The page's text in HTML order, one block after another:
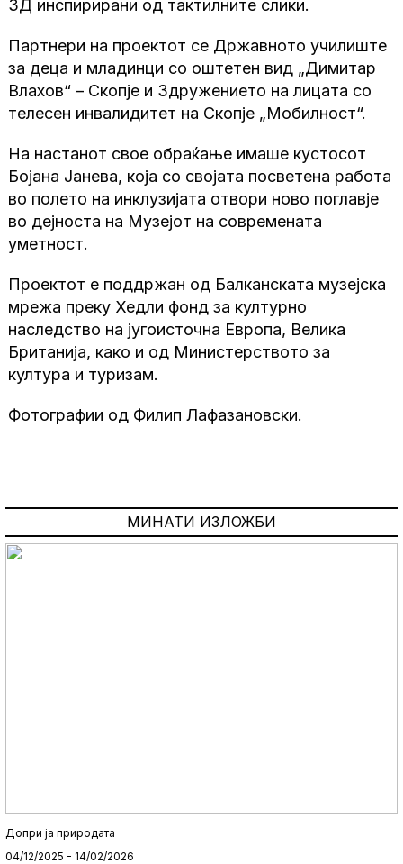
3Д инспирирани од тактилните слики.
Партнери на проектот се Државното училиште
за деца и младинци со оштетен вид „Димитар
Влахов“ – Скопје и Здружението на лицата со
телесен инвалидитет на Скопје „Мобилност“.
На настанот свое обраќање имаше кустосот
Бојана Јанева, која со својата посветена работа
во полето на инклузијата отвори ново поглавје
во дејноста на Музејот на современата
уметност.
Проектот е поддржан од Балканската музејска
мрежа преку Хедли фонд за културно
наследство на југоисточна Европа, Велика
Британија, како и од Министерството за
култура и туризам.
Фотографии од Филип Лафазановски.
МИНАТИ ИЗЛОЖБИ
Допри ја природата
04/12/2025 - 14/02/2026